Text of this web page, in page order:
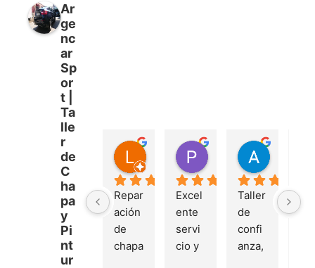
Ar
ge
nc
ar
Sp
or
t |
Ta
lle
r
de
C
ha
pa
y
Pi
nt
ur
Luis Jorquera García
hace 1 año
Repar
ación
de
chapa
Patricia Ag
hace 2 años
Excel
ente
servi
cio y
Taller
de
confi
anza,